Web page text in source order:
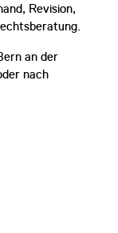
Revision,
an der
nach